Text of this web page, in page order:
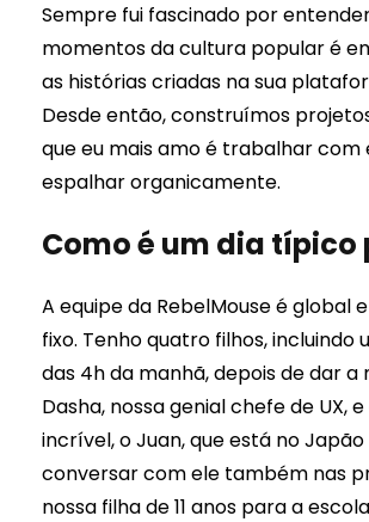
Sempre fui fascinado por
momentos da cultura popular é
as histórias criadas na sua
Desde então, construímos
que eu mais amo é trabalhar
espalhar organicamente.
Como é um dia típico
A equipe da RebelMouse é
fixo. Tenho quatro filhos,
das 4h da manhã, depois de dar
Dasha, nossa genial chefe de
incrível, o Juan, que está no
conversar com ele também nas
nossa filha de 11 anos para a